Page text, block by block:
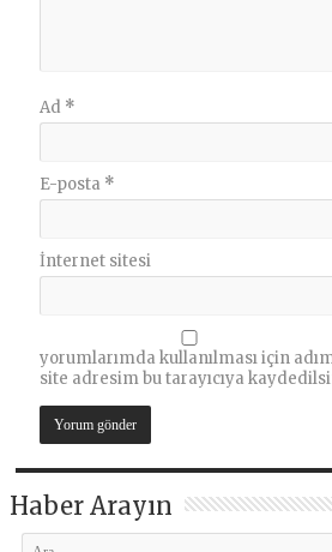
Ad *
E-posta *
İnternet sitesi
yorumlarımda kullanılması için
site adresim bu tarayıcıya
Haber Arayın